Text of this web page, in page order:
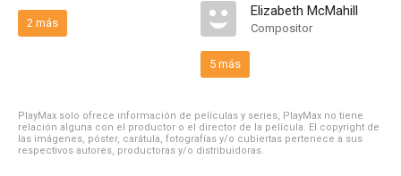
2 más
Elizabeth McMahill
Compositor
5 más
PlayMax solo ofrece información de películas y series, PlayMax no tiene
relación alguna con el productor o el director de la película. El copyright de
las imágenes, póster, carátula, fotografías y/o cubiertas pertenece a sus
respectivos autores, productoras y/o distribuidoras.